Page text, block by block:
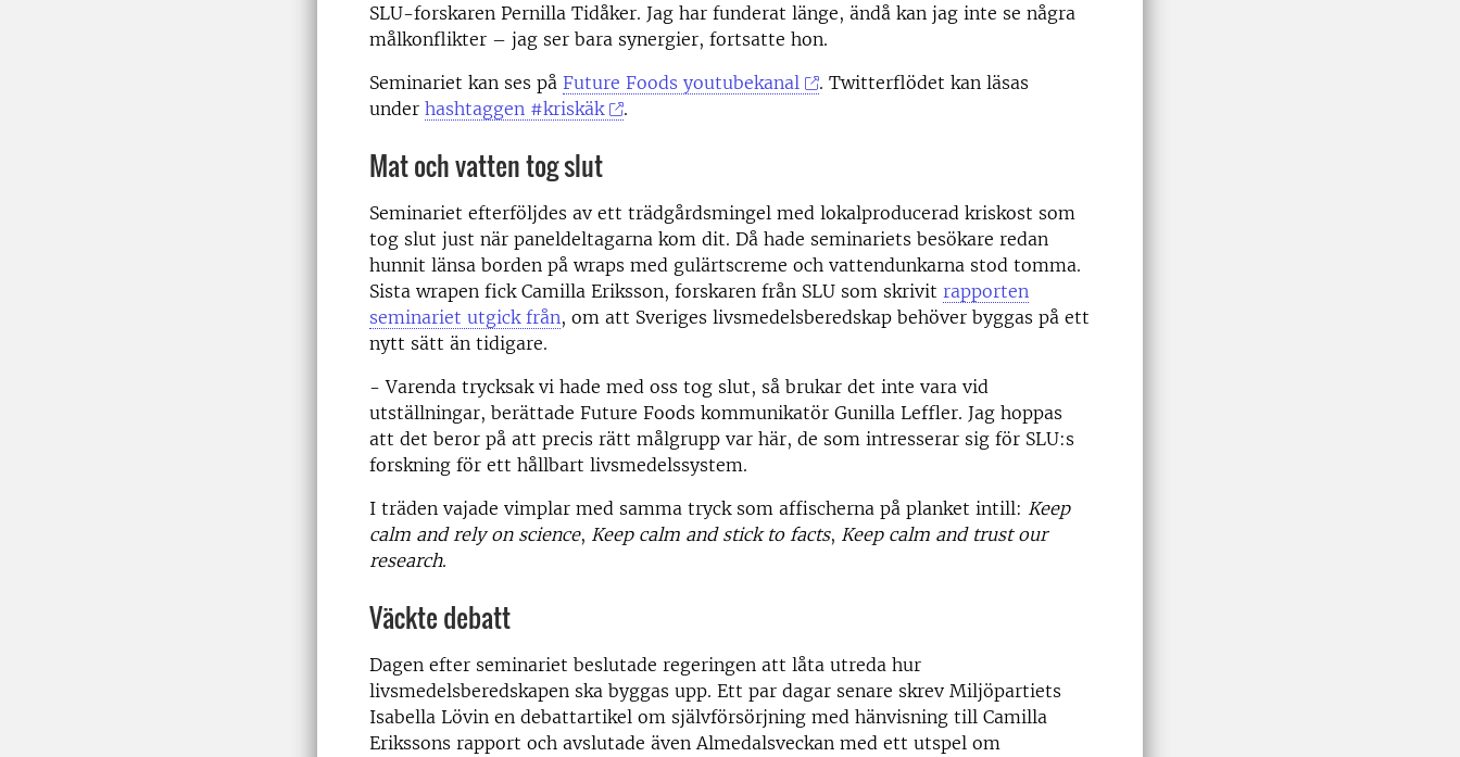
SLU-forskaren Pernilla Tidåker. Jag har funderat länge, ändå kan jag inte se några
målkonflikter – jag ser bara synergier, fortsatte hon.
Seminariet kan ses på Future Foods youtubekanal
. Twitterflödet kan läsas
under hashtaggen #kriskäk .
Mat och vatten tog slut
Seminariet efterföljdes av ett trädgårdsmingel med lokalproducerad kriskost som
tog slut just när paneldeltagarna kom dit. Då hade seminariets besökare redan
hunnit länsa borden på wraps med gulärtscreme och vattendunkarna stod tomma.
Sista wrapen fick Camilla Eriksson, forskaren från SLU som skrivit rapporten
seminariet utgick från, om att Sveriges livsmedelsberedskap behöver byggas på ett
nytt sätt än tidigare.
- Varenda trycksak vi hade med oss tog slut, så brukar det inte vara vid
utställningar, berättade Future Foods kommunikatör Gunilla Leffler. Jag hoppas
att det beror på att precis rätt målgrupp var här, de som intresserar sig för SLU:s
forskning för ett hållbart livsmedelssystem.
I träden vajade vimplar med samma tryck som affischerna på planket intill: Keep
calm and rely on science, Keep calm and stick to facts, Keep calm and trust our
research.
Väckte debatt
Dagen efter seminariet beslutade regeringen att låta utreda hur
livsmedelsberedskapen ska byggas upp. Ett par dagar senare skrev Miljöpartiets
Isabella Lövin en debattartikel om självförsörjning med hänvisning till Camilla
Erikssons rapport och avslutade även Almedalsveckan med ett utspel om